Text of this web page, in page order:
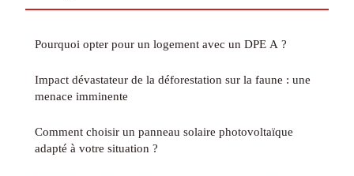
Pourquoi opter pour un logement avec un DPE A ?
Impact dévastateur de la déforestation sur la faune : une
menace imminente
Comment choisir un panneau solaire photovoltaïque
adapté à votre situation ?